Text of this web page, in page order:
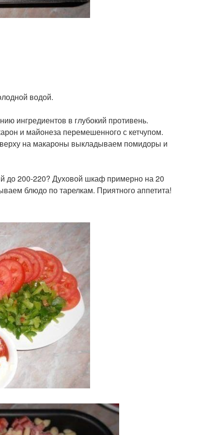
водой.
ингредиентов в глубокий противень.
и майонеза перемешенного с кетчупом.
на макароны выкладываем помидоры и
до 200-220? Духовой шкаф примерно на 20
блюдо по тарелкам. Приятного аппетита!